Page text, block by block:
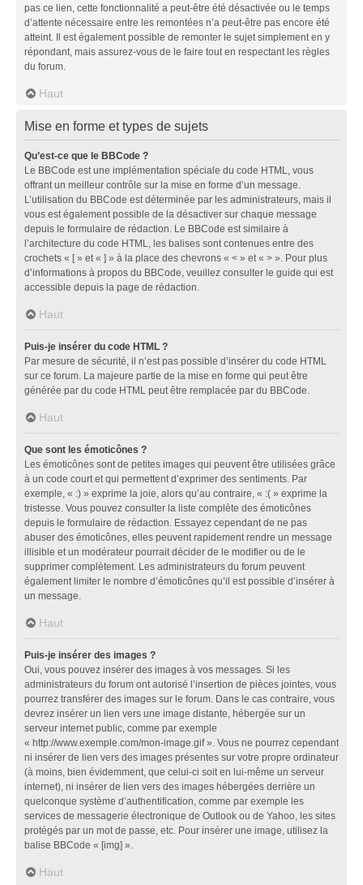
pas ce lien, cette fonctionnalité a peut-être été désactivée ou le temps
d’attente nécessaire entre les remontées n’a peut-être pas encore été
atteint. Il est également possible de remonter le sujet simplement en y
répondant, mais assurez-vous de le faire tout en respectant les règles
du forum.
Haut
Mise en forme et types de sujets
Qu’est-ce que le BBCode ?
Le BBCode est une implémentation spéciale du code HTML, vous
offrant un meilleur contrôle sur la mise en forme d’un message.
L’utilisation du BBCode est déterminée par les administrateurs, mais il
vous est également possible de la désactiver sur chaque message
depuis le formulaire de rédaction. Le BBCode est similaire à
l’architecture du code HTML, les balises sont contenues entre des
crochets « [ » et « ] » à la place des chevrons « < » et « > ». Pour plus
d’informations à propos du BBCode, veuillez consulter le guide qui est
accessible depuis la page de rédaction.
Haut
Puis-je insérer du code HTML ?
Par mesure de sécurité, il n’est pas possible d’insérer du code HTML
sur ce forum. La majeure partie de la mise en forme qui peut être
générée par du code HTML peut être remplacée par du BBCode.
Haut
Que sont les émoticônes ?
Les émoticônes sont de petites images qui peuvent être utilisées grâce
à un code court et qui permettent d’exprimer des sentiments. Par
exemple, « :) » exprime la joie, alors qu’au contraire, « :( » exprime la
tristesse. Vous pouvez consulter la liste complète des émoticônes
depuis le formulaire de rédaction. Essayez cependant de ne pas
abuser des émoticônes, elles peuvent rapidement rendre un message
illisible et un modérateur pourrait décider de le modifier ou de le
supprimer complètement. Les administrateurs du forum peuvent
également limiter le nombre d’émoticônes qu’il est possible d’insérer à
un message.
Haut
Puis-je insérer des images ?
Oui, vous pouvez insérer des images à vos messages. Si les
administrateurs du forum ont autorisé l’insertion de pièces jointes, vous
pourrez transférer des images sur le forum. Dans le cas contraire, vous
devrez insérer un lien vers une image distante, hébergée sur un
serveur internet public, comme par exemple
« http://www.exemple.com/mon-image.gif ». Vous ne pourrez cependant
ni insérer de lien vers des images présentes sur votre propre ordinateur
(à moins, bien évidemment, que celui-ci soit en lui-même un serveur
internet), ni insérer de lien vers des images hébergées derrière un
quelconque système d’authentification, comme par exemple les
services de messagerie électronique de Outlook ou de Yahoo, les sites
protégés par un mot de passe, etc. Pour insérer une image, utilisez la
balise BBCode « [img] ».
Haut